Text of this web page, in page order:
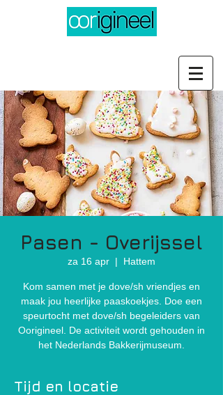
Pasen - Overijssel
za 16 apr
  |
Hattem
Kom samen met je dove/sh vriendjes en
maak jou heerlijke paaskoekjes. Doe een
speurtocht met dove/sh begeleiders van
Oorigineel. De activiteit wordt gehouden in
het Nederlands Bakkerijmuseum.
Tijd en locatie